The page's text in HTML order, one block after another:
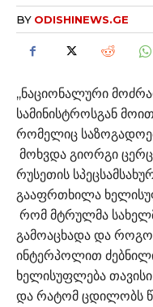
BY ODISHINEWS.GE
,,ნაციონალური
სამინისტროსგან
რომელიც
მოხვდა გიორგი
რუსეთის
გააფრთხილა
რომ მტრულმა
გამოაცხადა და
ინტერპოლით
ხელისუფლება
და რატომ ცდილობს